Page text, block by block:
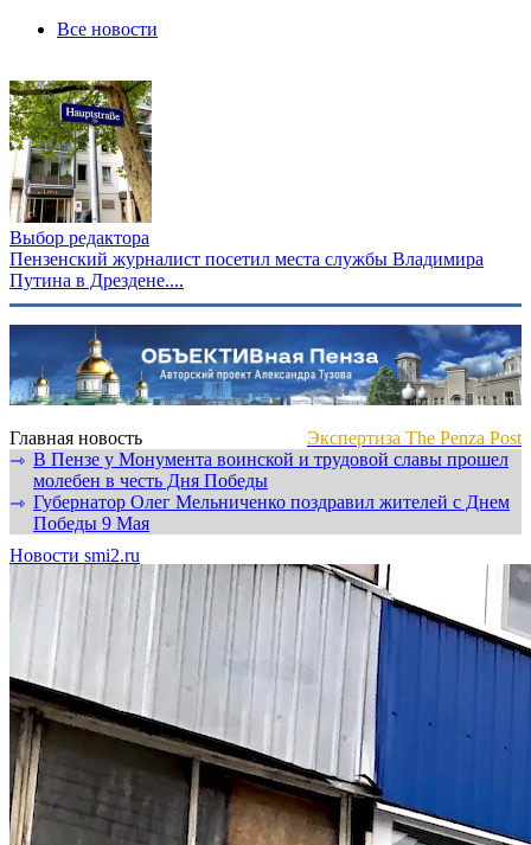
Все новости
Выбор редактора
Пензенский журналист посетил места службы Владимира
Путина в Дрездене....
Главная новость
Экспертиза The Penza Post
⇾ В Пензе у Монумента воинской и трудовой славы прошел
молебен в честь Дня Победы
⇾ Губернатор Олег Мельниченко поздравил жителей с Днем
Победы 9 Мая
Новости smi2.ru